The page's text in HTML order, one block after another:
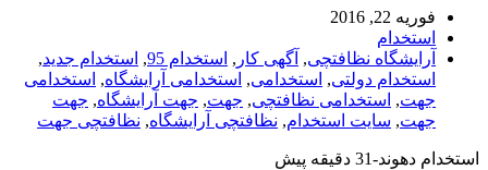
فوریه 22, 2016
استخدام
آرایشگاه نظافتچی, آگهی کار , استخدام 95 , استخدام جدید,
استخدام دولتی, استخدامی, استخدامی آرایشگاه, استخدامی
جهت, استخدامی نظافتچی, جهت, جهت آرایشگاه, جهت
جهت, سایت استخدام, نظافتچی آرایشگاه, نظافتچی جهت
استخدام دهوند-31 دقیقه پیش